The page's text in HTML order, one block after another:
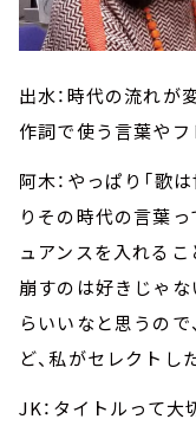
出水：時代の流れが
作詞で使う言葉や
阿木：やっぱり「歌
りその時代の言葉っ
ュアンスを入れるこ
崩すのは好きじゃ
らいいなと思うの
ど、私がセレクトし
JK：タイトルって大